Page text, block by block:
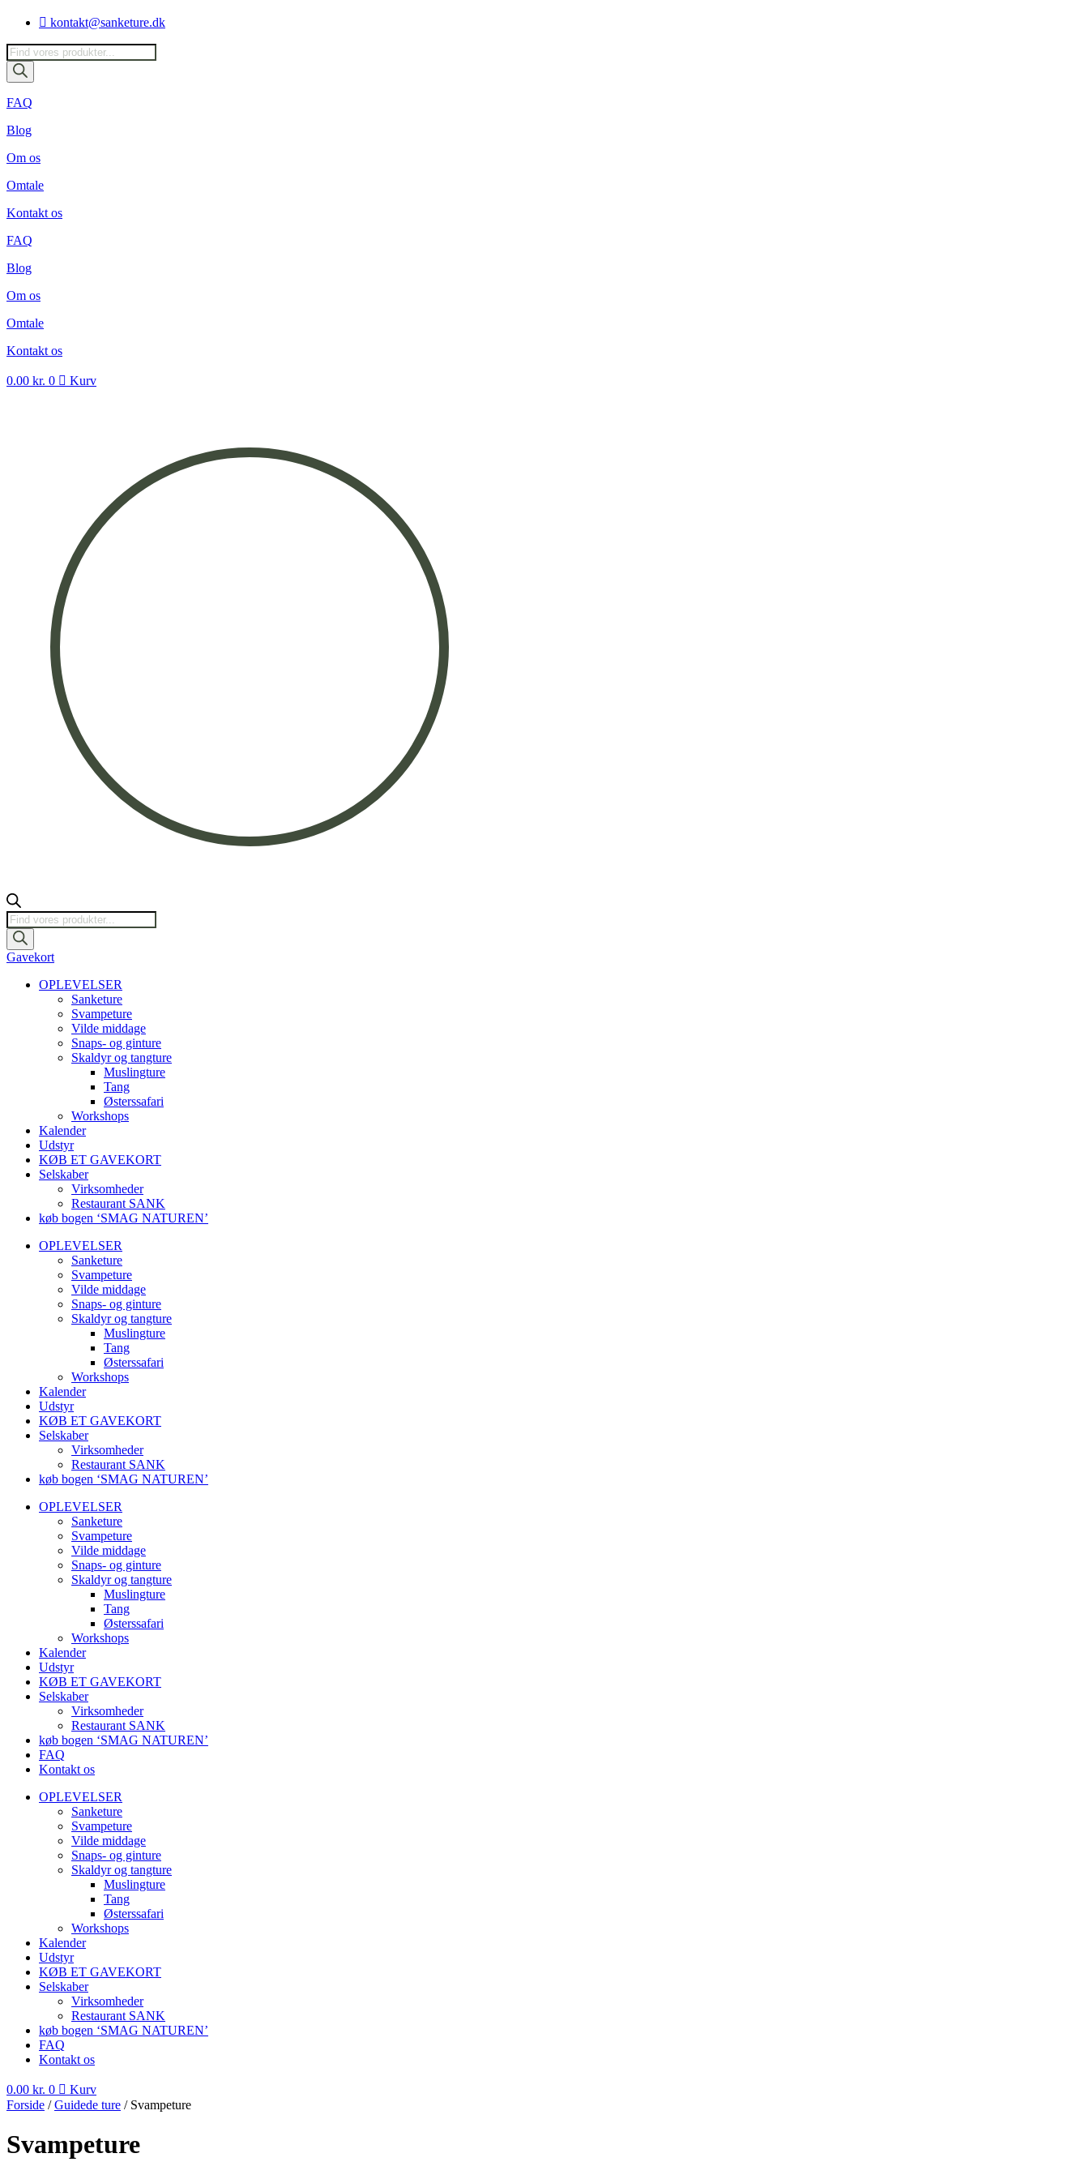
Videre
indhold
kontakt@sanketure.dk
Products
search
FAQ
Blog
Om os
Omtale
Kontakt os
FAQ
Blog
Om os
Omtale
Kontakt os
0.00 kr. 0 Kurv
Products
search
Gavekort
OPLEVELSER
Sanketure
Svampeture
Vilde middage
Snaps- og ginture
Skaldyr og tangture
Muslingture
Tang
Østerssafari
Workshops
Kalender
Udstyr
KØB ET GAVEKORT
Selskaber
Virksomheder
Restaurant SANK
køb bogen ‘SMAG NATUREN’
OPLEVELSER
Sanketure
Svampeture
Vilde middage
Snaps- og ginture
Skaldyr og tangture
Muslingture
Tang
Østerssafari
Workshops
Kalender
Udstyr
KØB ET GAVEKORT
Selskaber
Virksomheder
Restaurant SANK
køb bogen ‘SMAG NATUREN’
OPLEVELSER
Sanketure
Svampeture
Vilde middage
Snaps- og ginture
Skaldyr og tangture
Muslingture
Tang
Østerssafari
Workshops
Kalender
Udstyr
KØB ET GAVEKORT
Selskaber
Virksomheder
Restaurant SANK
køb bogen ‘SMAG NATUREN’
FAQ
Kontakt os
OPLEVELSER
Sanketure
Svampeture
Vilde middage
Snaps- og ginture
Skaldyr og tangture
Muslingture
Tang
Østerssafari
Workshops
Kalender
Udstyr
KØB ET GAVEKORT
Selskaber
Virksomheder
Restaurant SANK
køb bogen ‘SMAG NATUREN’
FAQ
Kontakt os
0.00 kr. 0
Kurv
Forside /Guidede ture / Svampeture
Svampeture